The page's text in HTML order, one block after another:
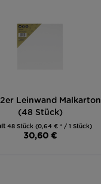
Leinwand Malkarton
(48 Stück)
48 Stück (0,64 € * / 1 Stück)
30,60 €